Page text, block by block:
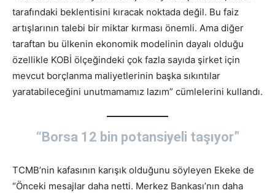
tarafındaki beklentisini kıracak noktada değil. Bu faiz
artışlarının talebi bir miktar kırması önemli. Ama diğer
taraftan bu ülkenin ekonomik modelinin dayalı olduğu
özellikle KOBİ ölçeğindeki çok fazla sayıda şirket için
mevcut borçlanma maliyetlerinin başka sıkıntılar
yaratabileceğini unutmamamız lazım” cümlelerini kullandı.
“Borsa 12 bin potansiyeli taşıyor”
TCMB’nin kafasının karışık olduğunu söyleyen Ekeke de
“Önceki mesajlar daha netti. Merkez Bankası’nın daha